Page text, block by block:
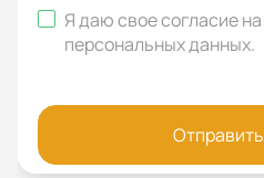
Я даю свое согласие на
персональных данных.